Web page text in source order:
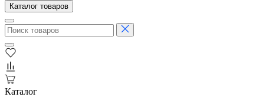
Каталог товаров
Каталог